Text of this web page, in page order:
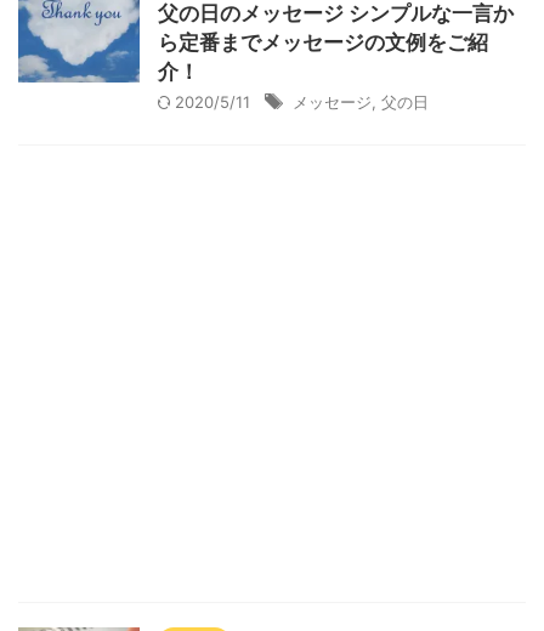
父の日のメッセージ シンプルな一言か
ら定番までメッセージの文例をご紹
介！
2020/5/11 メッセージ 父の日